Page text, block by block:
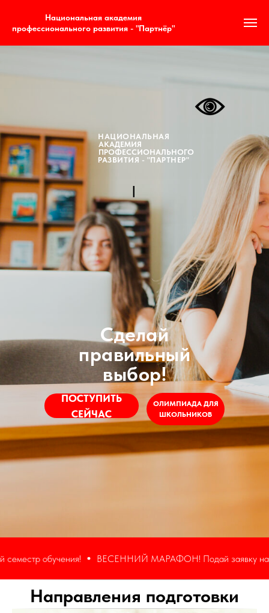
Национальная академия
профессионального развития - "Партнёр"
Сделай
правильный
выбор!
АКАДЕМИЯ
ПРОФЕССИОНАЛЬНОГО
РАЗВИТИЯ - "ПАРТНЕР"
НАЦИОНАЛЬНАЯ
|
ПОСТУПИТЬ
СЕЙЧАС
ОЛИМПИАДА ДЛЯ
ШКОЛЬНИКОВ
ВЕСЕННИЙ МАРАФОН! Подай заявку на обучение
Направления подготовки